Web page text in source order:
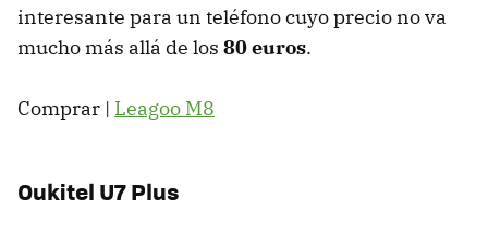
interesante para un teléfono cuyo precio no va
mucho más allá de los 80 euros.
Comprar | Leagoo M8
Oukitel U7 Plus